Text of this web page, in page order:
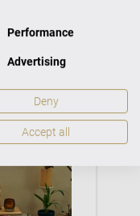
Produkte
Performance
Advertising
Deny
Accept all